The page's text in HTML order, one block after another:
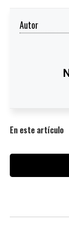
Autor
En este artículo